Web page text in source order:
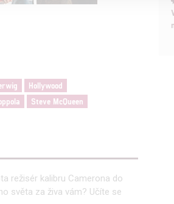
Hollywood
Steve McQueen
režisér kalibru Camerona do
světa za živa vám? Učíte se
obsahu, průzkum publika a vývoj
uvedenými dáváte nám i našim
a zjišťování podvodů a